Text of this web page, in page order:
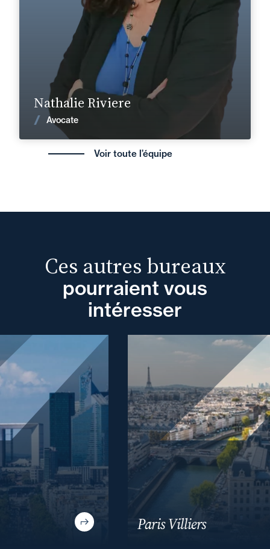
Nathalie Riviere
Avocate
nathalie.riviere@fidal.com
En savoir plus
Voir toute l’équipe
Ces autres bureaux
pourraient vous
intéresser
Paris Villiers